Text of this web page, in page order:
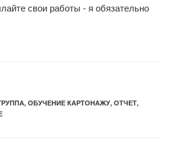
свои работы - я обязательно
, ОБУЧЕНИЕ КАРТОНАЖУ, ОТЧЕТ,